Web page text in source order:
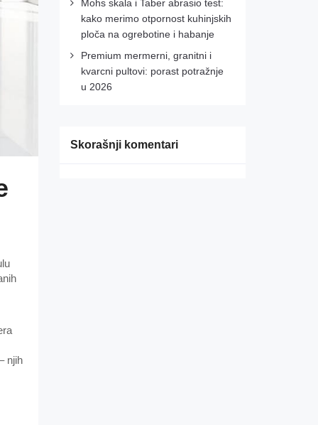
njih
Mohs skala i Taber abrasio test:
kako merimo otpornost kuhinjskih
ploča na ogrebotine i habanje
Premium mermerni, granitni i
kvarcni pultovi: porast potražnje
u 2026
Skorašnji komentari